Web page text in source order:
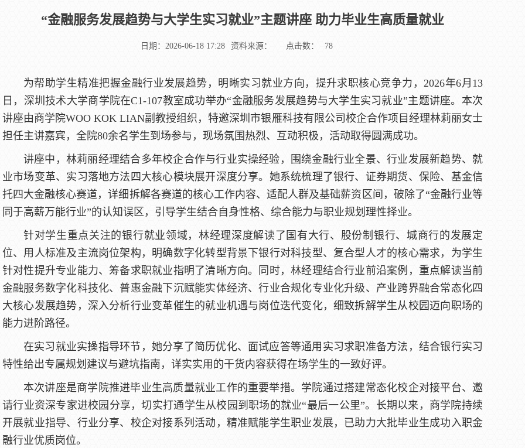
> 正文
“金融服务发展趋势与大学生实习就业”主题讲座 助力毕业生高质量就业
日期：2026-06-18 17:28 资料来源： 点击数： 78
为帮助学生精准把握金融行业发展趋势，明晰实习就业方向，提升求职核心竞争力，2026年6月13
日，深圳技术大学商学院在C1-107教室成功举办“金融服务发展趋势与大学生实习就业”主题讲座。本次
讲座由商学院WOO KOK LIAN副教授组织，特邀深圳市银雁科技有限公司校企合作项目经理林莉丽女士
担任主讲嘉宾，全院80余名学生到场参与，现场氛围热烈、互动积极，活动取得圆满成功。
讲座中，林莉丽经理结合多年校企合作与行业实操经验，围绕金融行业全景、行业发展新趋势、就
业市场变革、实习落地方法四大核心模块展开深度分享。她系统梳理了银行、证券期货、保险、基金信
托四大金融核心赛道，详细拆解各赛道的核心工作内容、适配人群及基础薪资区间，破除了“金融行业等
同于高薪万能行业”的认知误区，引导学生结合自身性格、综合能力与职业规划理性择业。
针对学生重点关注的银行就业领域，林经理深度解读了国有大行、股份制银行、城商行的发展定
位、用人标准及主流岗位架构，明确数字化转型背景下银行对科技型、复合型人才的核心需求，为学生
针对性提升专业能力、筹备求职就业指明了清晰方向。同时，林经理结合行业前沿案例，重点解读当前
金融服务数字化科技化、普惠金融下沉赋能实体经济、行业合规化专业化升级、产业跨界融合常态化四
大核心发展趋势，深入分析行业变革催生的就业机遇与岗位迭代变化，细致拆解学生从校园迈向职场的
能力进阶路径。
在实习就业实操指导环节，她分享了简历优化、面试应答等通用实习求职准备方法，结合银行实习
特性给出专属规划建议与避坑指南，详实实用的干货内容获得在场学生的一致好评。
本次讲座是商学院推进毕业生高质量就业工作的重要举措。学院通过搭建常态化校企对接平台、邀
请行业资深专家进校园分享，切实打通学生从校园到职场的就业“最后一公里”。长期以来，商学院持续
开展就业指导、行业分享、校企对接系列活动，精准赋能学生职业发展，已助力大批毕业生成功入职金
融行业优质岗位。